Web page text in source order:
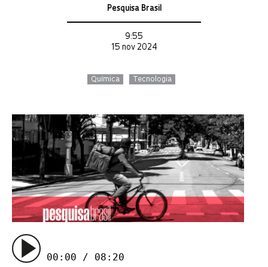
Pesquisa Brasil
9:55
15 nov 2024
Química Tecnologia
00:00 / 08:20